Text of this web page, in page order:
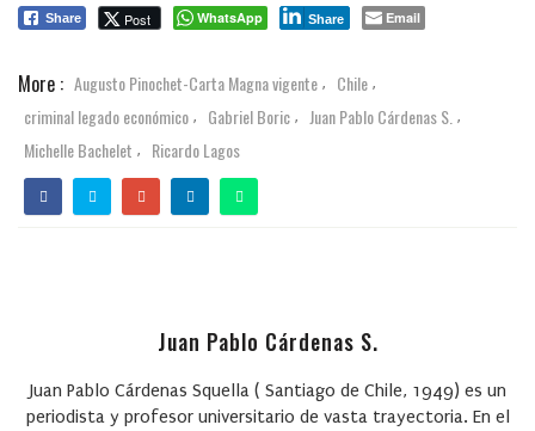
Share Post WhatsApp Share Email
More : Augusto Pinochet-Carta Magna vigente , Chile ,
criminal legado económico , Gabriel Boric , Juan Pablo Cárdenas S. ,
Michelle Bachelet , Ricardo Lagos
Juan Pablo Cárdenas S.
Juan Pablo Cárdenas Squella( Santiago de Chile, 1949) es un
periodista y profesor universitario de vasta trayectoria. En el